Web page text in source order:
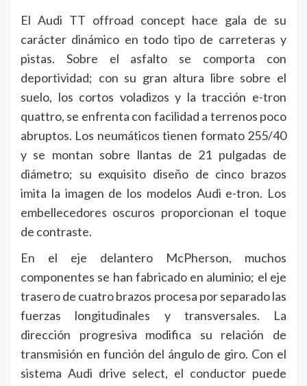
El Audi TT offroad concept hace gala de su
carácter dinámico en todo tipo de carreteras y
pistas. Sobre el asfalto se comporta con
deportividad; con su gran altura libre sobre el
suelo, los cortos voladizos y la tracción e-tron
quattro, se enfrenta con facilidad a terrenos poco
abruptos. Los neumáticos tienen formato 255/40
y se montan sobre llantas de 21 pulgadas de
diámetro; su exquisito diseño de cinco brazos
imita la imagen de los modelos Audi e-tron. Los
embellecedores oscuros proporcionan el toque
de contraste.
En el eje delantero McPherson, muchos
componentes se han fabricado en aluminio; el eje
trasero de cuatro brazos procesa por separado las
fuerzas longitudinales y transversales. La
dirección progresiva modifica su relación de
transmisión en función del ángulo de giro. Con el
sistema Audi drive select, el conductor puede